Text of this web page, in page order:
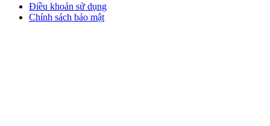
Điều khoản sử dụng
Chính sách bảo mật